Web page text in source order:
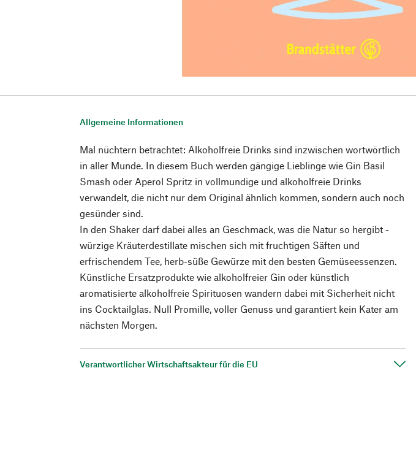
Allgemeine Informationen
Mal nüchtern betrachtet: Alkoholfreie Drinks sind inzwischen wortwörtlich
in aller Munde. In diesem Buch werden gängige Lieblinge wie Gin Basil
Smash oder Aperol Spritz in vollmundige und alkoholfreie Drinks
verwandelt, die nicht nur dem Original ähnlich kommen, sondern auch noch
gesünder sind.
In den Shaker darf dabei alles an Geschmack, was die Natur so hergibt -
würzige Kräuterdestillate mischen sich mit fruchtigen Säften und
erfrischendem Tee, herb-süße Gewürze mit den besten Gemüseessenzen.
Künstliche Ersatzprodukte wie alkoholfreier Gin oder künstlich
aromatisierte alkoholfreie Spirituosen wandern dabei mit Sicherheit nicht
ins Cocktailglas. Null Promille, voller Genuss und garantiert kein Kater am
nächsten Morgen.
Verantwortlicher Wirtschaftsakteur für die EU